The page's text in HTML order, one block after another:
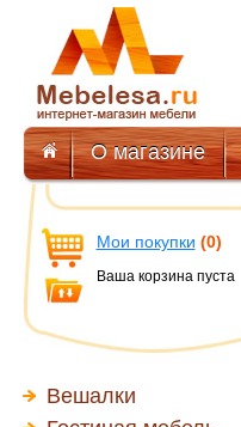
О магазине
Мои покупки (0)
Ваша корзина пуста
Вешалки